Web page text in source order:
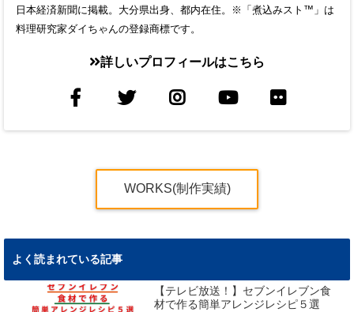
日本経済新聞に掲載。大分県出身、都内在住。※「煮込みスト™」は
料理研究家ダイちゃんの登録商標です。
詳しいプロフィールはこちら
WORKS(制作実績)
よく読まれている記事
【テレビ放送！】セブンイレブン食
材で作る簡単アレンジレシピ５選